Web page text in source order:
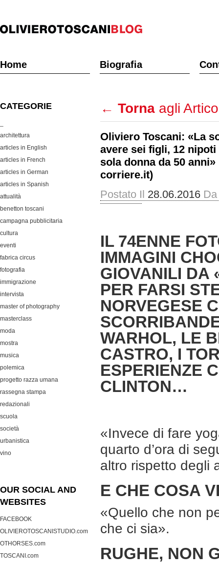
Home Biografia
CATEGORIE
architettura
articles in English
articles in French
articles in German
articles in Spanish
attualità
benetton toscani
campagna pubblicitaria
cultura
eventi
fabrica circus
fotografia
immigrazione
intervista
master of photography
masterclass
moda
mostra
musica
polemica
progetto razza umana
rassegna stampa
redazionali
scuola
società
urbanistica
vino
OUR SOCIAL AND
WEBSITES
FACEBOOK
OLIVIEROTOSCANISTUDIO.com
OTHORSES.com
TOSCANI.com
← Torna agli
Oliviero Toscani: «La
avere sei figli, 12 nipoti
sola donna da 50 anni»
corriere.it)
Postato Il 28.06.2016 Da
IL 74ENNE
IMMAGINI
GIOVANILI DA
PER FARSI
NORVEGESE
WARHOL, LE
CASTRO, I
ESPERIENZE
CLINTON…
«Invece di fare
quarto d’ora di
altro rispetto degli
E CHE COSA
«Quello che non
che ci sia».
RUGHE, NON